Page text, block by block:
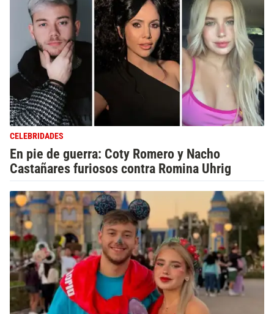
CELEBRIDADES
En pie de guerra: Coty Romero y Nacho
Castañares furiosos contra Romina Uhrig